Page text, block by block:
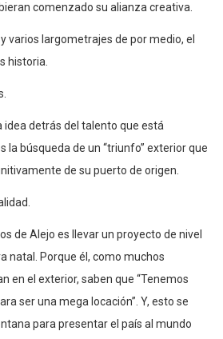
comenzado su alianza creativa.
varios largometrajes de por medio, el
historia.
idea detrás del talento que está
la búsqueda de un “triunfo” exterior que
de su puerto de origen.
de Alejo es llevar un proyecto de nivel
natal. Porque él, como muchos
en el exterior, saben que “Tenemos
ser una mega locación”. Y, esto se
para presentar el país al mundo